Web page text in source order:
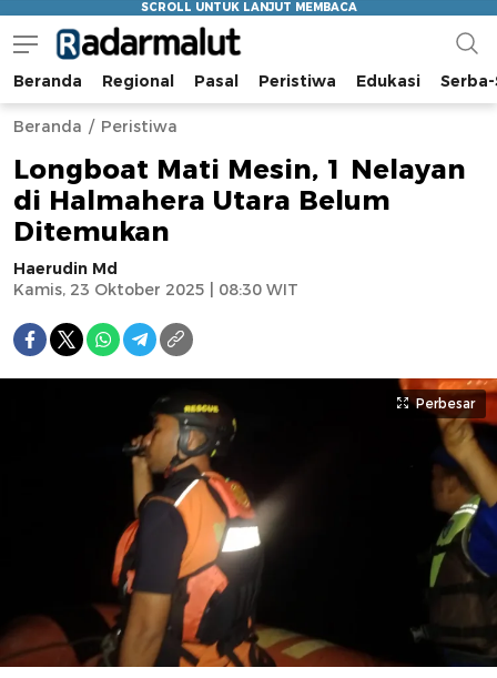
Radar Malut
Bacaan Nyindir
Beranda Regional Pasal Peristiwa Edukasi
Beranda Peristiwa
Longboat Mati Mesin, 1 Nelayan
di Halmahera Utara Belum
Ditemukan
Haerudin Md
Kamis, 23 Oktober 2025 | 08:30 WIT
Perbesar